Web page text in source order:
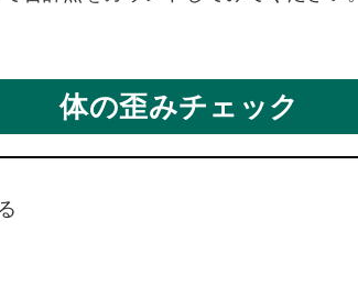
体の歪みチェック